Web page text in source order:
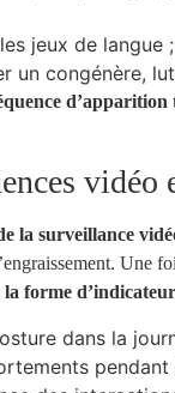
jeux de langue ;
un congénère,
la surveillance
Une
la forme
dans la